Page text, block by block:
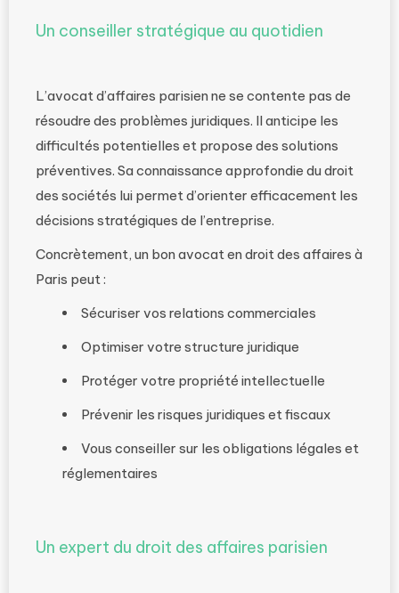
Un conseiller stratégique au quotidien
L’avocat d’affaires parisien ne se contente pas de
résoudre des problèmes juridiques. Il anticipe les
difficultés potentielles et propose des solutions
préventives. Sa connaissance approfondie du droit
des sociétés lui permet d’orienter efficacement les
décisions stratégiques de l’entreprise.
Concrètement, un bon avocat en droit des affaires à
Paris peut :
Sécuriser vos relations commerciales
Optimiser votre structure juridique
Protéger votre propriété intellectuelle
Prévenir les risques juridiques et fiscaux
Vous conseiller sur les obligations légales et
réglementaires
Un expert du droit des affaires parisien